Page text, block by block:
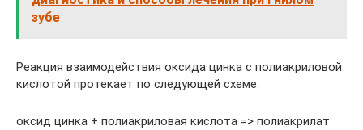
зубе
Реакция взаимодействия оксида цинка с полиакриловой
кислотой протекает по следующей схеме:
оксид цинка + полиакриловая кислота => полиакрилат